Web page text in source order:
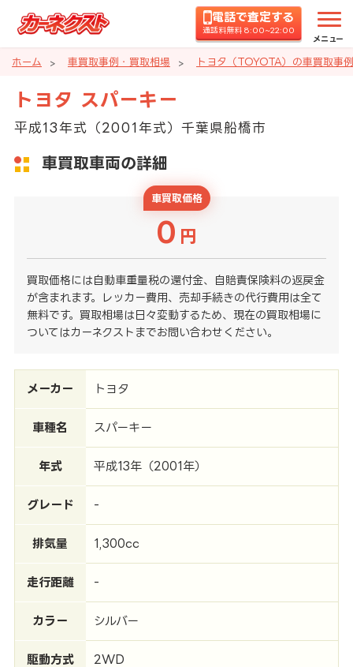
電話で査定する
通話料無料 8:00~22:00
メニュー
ホーム 車買取事例・買取相場 トヨタ（TOYOTA）の車買取事
トヨタ スパーキー
平成13年式（2001年式）千葉県船橋市
車買取車両の詳細
車買取価格
0 円
買取価格には自動車重量税の還付金、自賠責保険料の返戻金
が含まれます。レッカー費用、売却手続きの代行費用は全て
無料です。買取相場は日々変動するため、現在の買取相場に
ついてはカーネクストまでお問い合わせください。
メーカー トヨタ
車種名 スパーキー
年式 平成13年（2001年）
グレード -
排気量 1,300cc
走行距離 -
カラー シルバー
駆動方式 2WD